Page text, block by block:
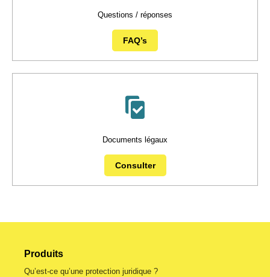
Questions / réponses
FAQ’s
Documents légaux
Consulter
Produits
Qu’est-ce qu’une protection juridique ?